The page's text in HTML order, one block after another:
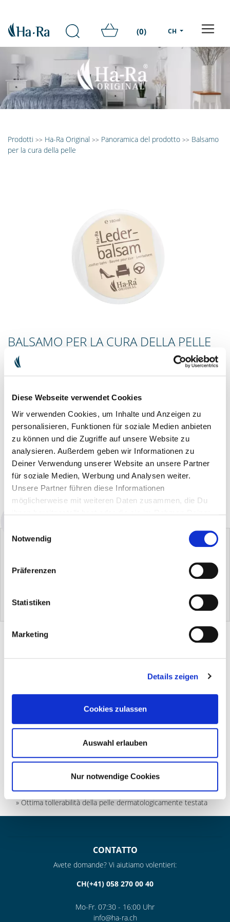
Diese Webseite verwendet Cookies
Wir verwenden Cookies, um Inhalte und Anzeigen zu
personalisieren, Funktionen für soziale Medien anbieten
zu können und die Zugriffe auf unsere Website zu
analysieren. Außerdem geben wir Informationen zu
Deiner Verwendung unserer Website an unsere Partner
für soziale Medien, Werbung und Analysen weiter.
Unsere Partner führen diese Informationen
möglicherweise mit weiteren Daten zusammen, die Du
Notwendig
Präferenzen
Statistiken
Marketing
Details zeigen
Cookies zulassen
Auswahl erlauben
Nur notwendige Cookies
(0) CH
Prodotti >> Ha-Ra Original >> Panoramica del prodotto >> Balsamo
per la cura della pelle
BALSAMO PER LA CURA DELLA PELLE
Il morbido per la cura e l’impregnazione Il nostro balsamo per pelli
a base di cera d’api pura e lanolina nutre, cura e impregna le pelli
€ 15.90 incl. I.V.A. escl.Spese di spedizione
€ 88.33 / 1l
Contenuto: 180 ml
NEL CARRELLO
Disponibilità: disponibile subito
Guanto per la cura della pelle
DESCRIZIONE DEL PRODOTTO
SUGGERIMENTI E APPLICAZIONI
INGREDIENTI E NOTE
» Balsamo per pelli a base di ingredienti naturali per la cura e
l’impregnazione di tutti i tipi di pelli lisce
» Impedisce la formazione delle macchie causate da neve e
acqua e mantiene la pelle morbida e traspirante
» Ottima tollerabilità della pelle dermatologicamente testata
CONTATTO
Avete domande? Vi aiutiamo volentieri:
CH(+41) 058 270 00 40
Mo-Fr. 07:30 - 16:00 Uhr
info@ha-ra.ch